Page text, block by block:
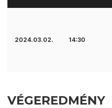
2024.03.02. 14:30
VÉGEREDMÉNY